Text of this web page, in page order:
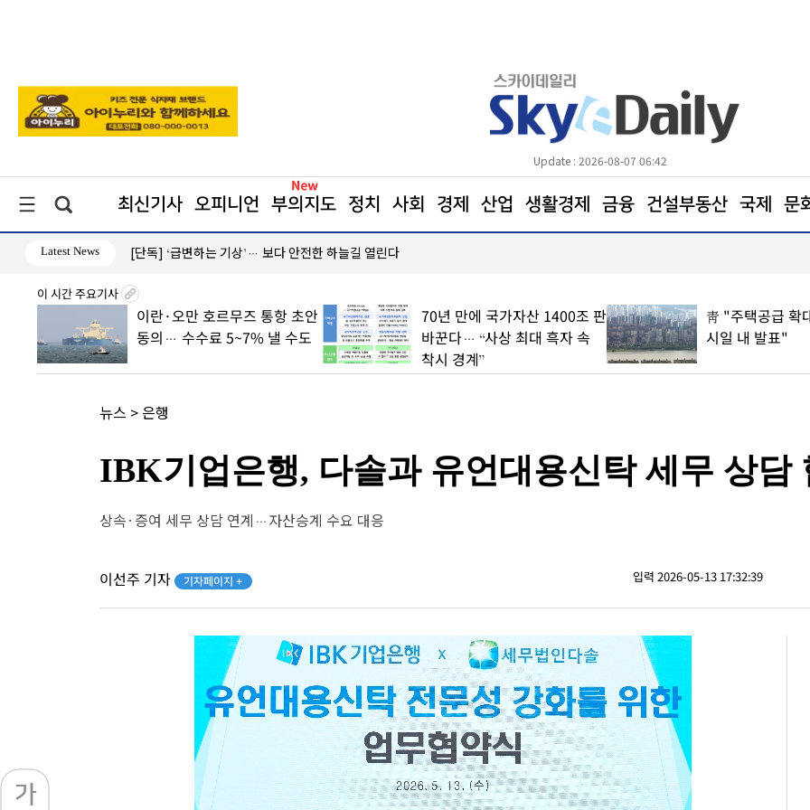
Update : 2026-08-07 06:42
최신기사 오피니언 부의지도 정치 사회 경제 산업 생활경제 금융 건설부동산 국제 문
Latest News [단독] ‘급변하는 기상’… 보다 안전한 하늘길 열린다
이 시간 주요기사
이란·오만 호르무즈 통항 초안
동의… 수수료 5~7% 낼 수도
70년 만에 국가자산 1400조 판
바꾼다… “사상 최대 흑자 속
착시 경계”
靑 "주택공급 확
시일 내 발표"
뉴스 > 은행
IBK기업은행, 다솔과 유언대용신탁 세무 상담
상속·증여 세무 상담 연계…자산승계 수요 대응
이선주 기자 기자페이지 + 입력 2026-05-13 17:32:39